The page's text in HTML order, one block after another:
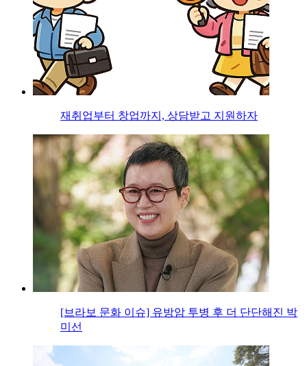
재취업부터 창업까지, 상담받고 지원하자
[브라보 문화 이슈] 유방암 투병 후 더 단단해진 박
미선